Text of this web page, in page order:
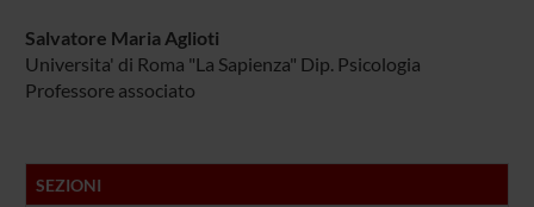
Salvatore Maria Aglioti
Universita' di Roma "La Sapienza" Dip. Psicologia
Professore associato
SEZIONI